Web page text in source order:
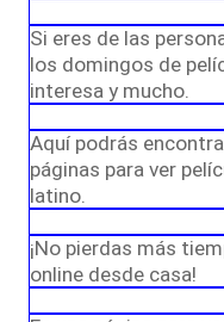
Si eres de las
los domingos de
interesa y mucho.
Aquí podrás
páginas para ver
latino.
¡No pierdas más
online desde casa!